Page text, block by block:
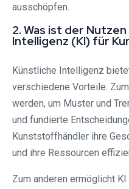
ausschöpfen.
2. Was ist der
Intelligenz (KI) für
Künstliche Intelligenz
verschiedene Vorteile.
werden, um Muster und
und fundierte
Kunststoffhändler ihre
und ihre Ressourcen
Zum anderen ermöglicht